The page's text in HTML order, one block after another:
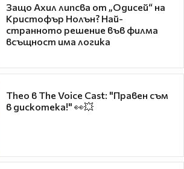
Защо Ахил липсва от „Одисей“ на
Кристофър Нолън? Най-
странното решение във филма
всъщност има логика
Theo в The Voice Cast: "Правен съм
в дискотека!" 👀💥